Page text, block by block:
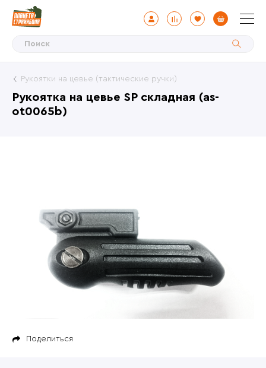
Рукоятка на цевье SP складная (as-
ot0065b)
Рукоятки на цевье (тактические ручки)
Поделиться